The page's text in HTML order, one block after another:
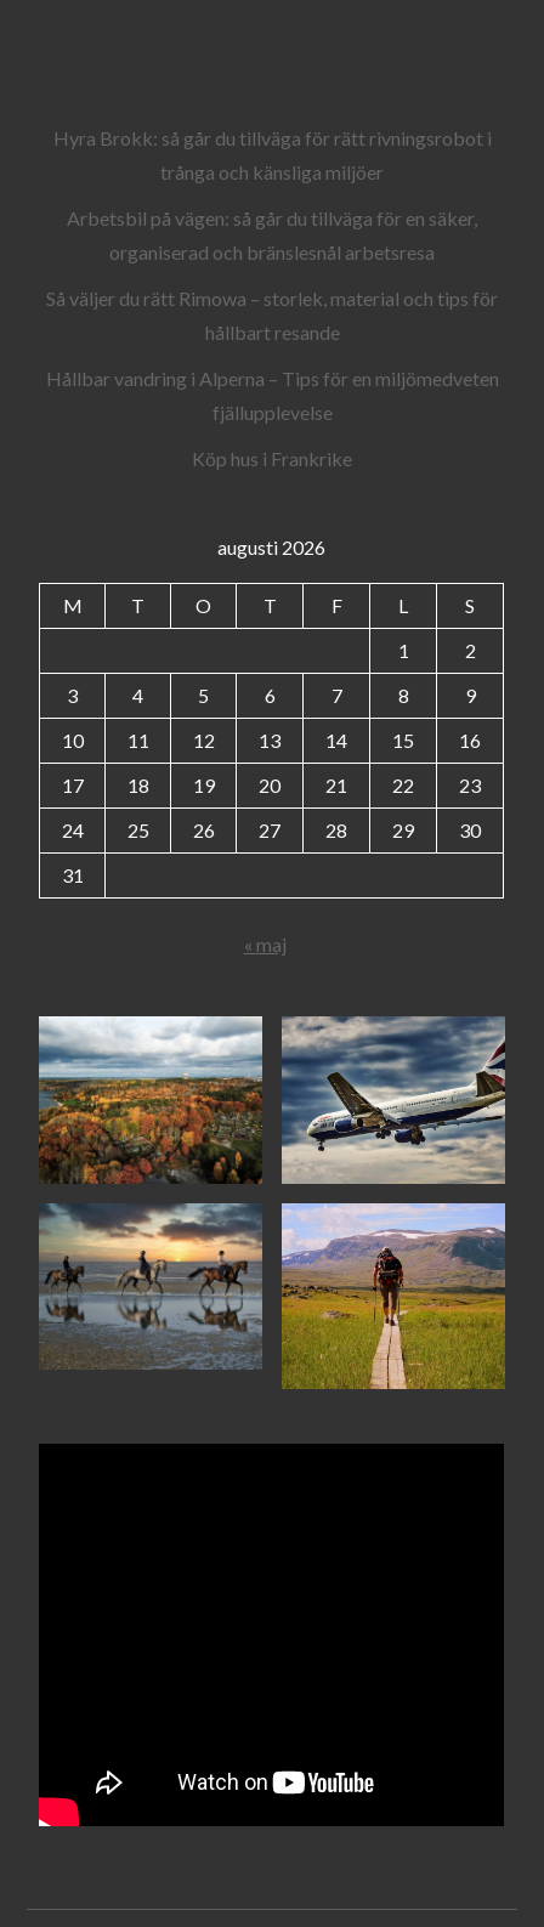
Hyra Brokk: så går du tillväga för rätt rivningsrobot i
trånga och känsliga miljöer
Arbetsbil på vägen: så går du tillväga för en säker,
organiserad och bränslesnål arbetsresa
Så väljer du rätt Rimowa – storlek, material och tips för
hållbart resande
Hållbar vandring i Alperna – Tips för en miljömedveten
fjällupplevelse
Köp hus i Frankrike
augusti 2026
M T O T F L
S
1
2
3
4 5 6 7 8
9
10
11 12 13 14 15
16
17
18 19 20 21 22
23
24
25 26 27 28 29
30
31
« maj